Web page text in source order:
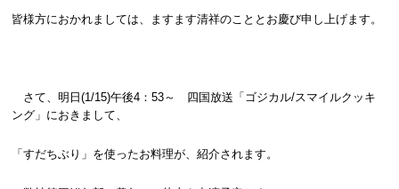
皆様方におかれましては、ますます清祥のこととお慶び申し上げます。
さて、明日(1/15)午後4：53～ 四国放送「ゴジカル/スマイルクッキ
ング」におきまして、
「すだちぶり」を使ったお料理が、紹介されます。